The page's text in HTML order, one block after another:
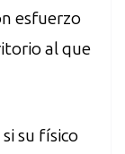
esfuerzo
al que
su físico